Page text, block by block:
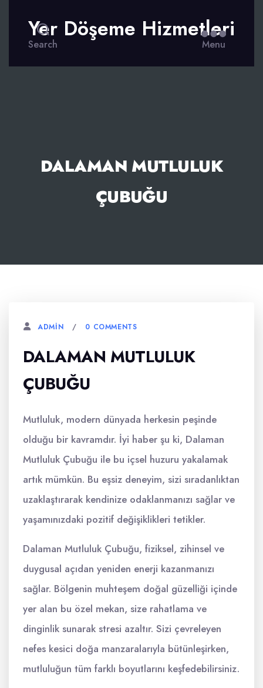
Search
Yer Döşeme Hizmetleri
Menu
DALAMAN MUTLULUK
ÇUBUĞU
ADMIN 0 COMMENTS
DALAMAN MUTLULUK
ÇUBUĞU
Mutluluk, modern dünyada herkesin peşinde
olduğu bir kavramdır. İyi haber şu ki, Dalaman
Mutluluk Çubuğu ile bu içsel huzuru yakalamak
artık mümkün. Bu eşsiz deneyim, sizi sıradanlıktan
uzaklaştırarak kendinize odaklanmanızı sağlar ve
yaşamınızdaki pozitif değişiklikleri tetikler.
Dalaman Mutluluk Çubuğu, fiziksel, zihinsel ve
duygusal açıdan yeniden enerji kazanmanızı
sağlar. Bölgenin muhteşem doğal güzelliği içinde
yer alan bu özel mekan, size rahatlama ve
dinginlik sunarak stresi azaltır. Sizi çevreleyen
nefes kesici doğa manzaralarıyla bütünleşirken,
mutluluğun tüm farklı boyutlarını keşfedebilirsiniz.